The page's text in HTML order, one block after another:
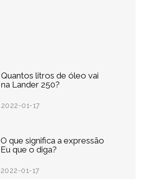
Quantos litros de óleo vai
na Lander 250?
2022-01-17
O que significa a expressão
Eu que o diga?
2022-01-17